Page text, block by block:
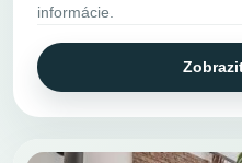
informácie.